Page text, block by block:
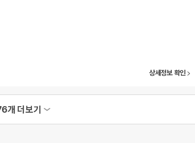
상세정보 확인
개 더보기